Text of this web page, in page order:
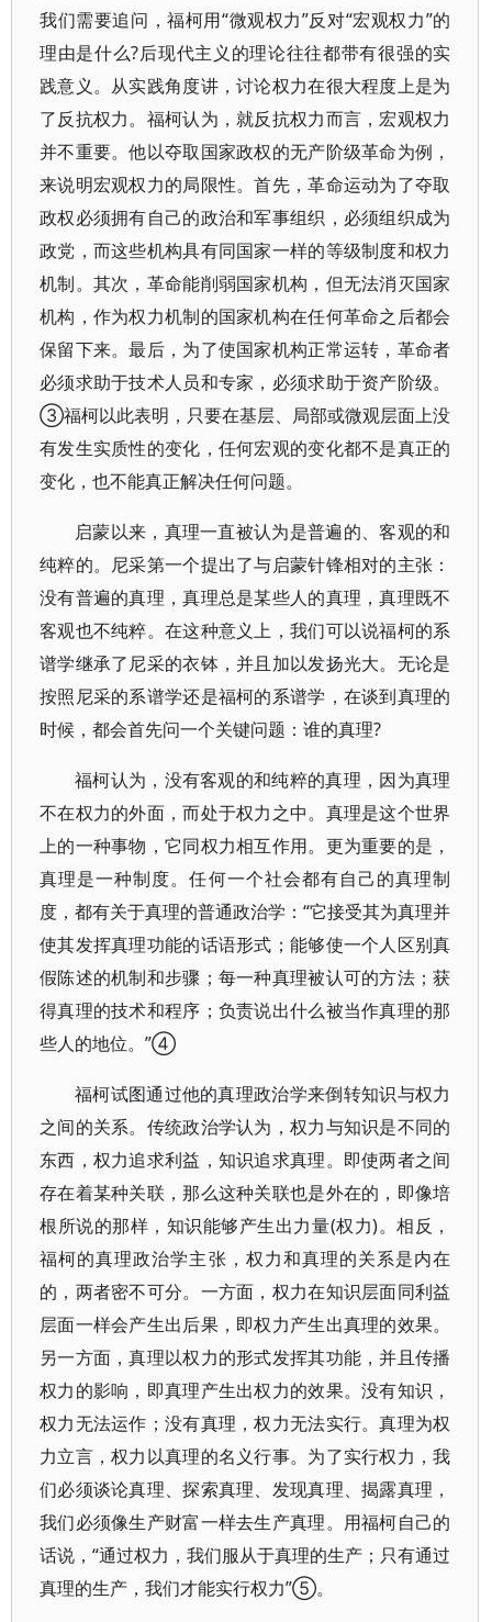
我们需要追问，福柯用“微观权力”反对“宏观权力”的
理由是什么?后现代主义的理论往往都带有很强的实
践意义。从实践角度讲，讨论权力在很大程度上是为
了反抗权力。福柯认为，就反抗权力而言，宏观权力
并不重要。他以夺取国家政权的无产阶级革命为例，
来说明宏观权力的局限性。首先，革命运动为了夺取
政权必须拥有自己的政治和军事组织，必须组织成为
政党，而这些机构具有同国家一样的等级制度和权力
机制。其次，革命能削弱国家机构，但无法消灭国家
机构，作为权力机制的国家机构在任何革命之后都会
保留下来。最后，为了使国家机构正常运转，革命者
必须求助于技术人员和专家，必须求助于资产阶级。
③福柯以此表明，只要在基层、局部或微观层面上没
有发生实质性的变化，任何宏观的变化都不是真正的
变化，也不能真正解决任何问题。
启蒙以来，真理一直被认为是普遍的、客观的和
纯粹的。尼采第一个提出了与启蒙针锋相对的主张：
没有普遍的真理，真理总是某些人的真理，真理既不
客观也不纯粹。在这种意义上，我们可以说福柯的系
谱学继承了尼采的衣钵，并且加以发扬光大。无论是
按照尼采的系谱学还是福柯的系谱学，在谈到真理的
时候，都会首先问一个关键问题：谁的真理?
福柯认为，没有客观的和纯粹的真理，因为真理
不在权力的外面，而处于权力之中。真理是这个世界
上的一种事物，它同权力相互作用。更为重要的是，
真理是一种制度。任何一个社会都有自己的真理制
度，都有关于真理的普通政治学：“它接受其为真理并
使其发挥真理功能的话语形式；能够使一个人区别真
假陈述的机制和步骤；每一种真理被认可的方法；获
得真理的技术和程序；负责说出什么被当作真理的那
些人的地位。”④
福柯试图通过他的真理政治学来倒转知识与权力
之间的关系。传统政治学认为，权力与知识是不同的
东西，权力追求利益，知识追求真理。即使两者之间
存在着某种关联，那么这种关联也是外在的，即像培
根所说的那样，知识能够产生出力量(权力)。相反，
福柯的真理政治学主张，权力和真理的关系是内在
的，两者密不可分。一方面，权力在知识层面同利益
层面一样会产生出后果，即权力产生出真理的效果。
另一方面，真理以权力的形式发挥其功能，并且传播
权力的影响，即真理产生出权力的效果。没有知识，
权力无法运作；没有真理，权力无法实行。真理为权
力立言，权力以真理的名义行事。为了实行权力，我
们必须谈论真理、探索真理、发现真理、揭露真理，
我们必须像生产财富一样去生产真理。用福柯自己的
话说，“通过权力，我们服从于真理的生产；只有通过
真理的生产，我们才能实行权力”⑤。